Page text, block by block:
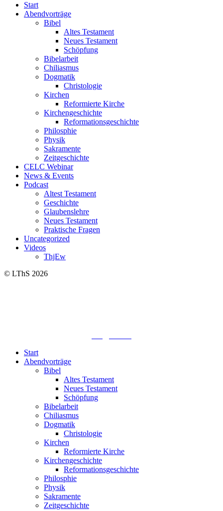
Start
Abendvorträge
Bibel
Altes Testament
Neues Testament
Schöpfung
Bibelarbeit
Chiliasmus
Dogmatik
Christologie
Kirchen
Reformierte Kirche
Kirchengeschichte
Reformationsgeschichte
Philosphie
Physik
Sakramente
Zeitgeschichte
CELC Webinar
News & Events
Podcast
Altest Testament
Geschichte
Glaubenslehre
Neues Testament
Praktische Fragen
Uncategorized
Videos
ThjEw
© LThS 2026
Start
Abendvorträge
Bibel
Altes Testament
Neues Testament
Schöpfung
Bibelarbeit
Chiliasmus
Dogmatik
Christologie
Kirchen
Reformierte Kirche
Kirchengeschichte
Reformationsgeschichte
Philosphie
Physik
Sakramente
Zeitgeschichte